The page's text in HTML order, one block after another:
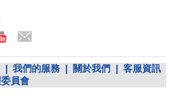
我們的服務 關於我們
客服資訊
員會